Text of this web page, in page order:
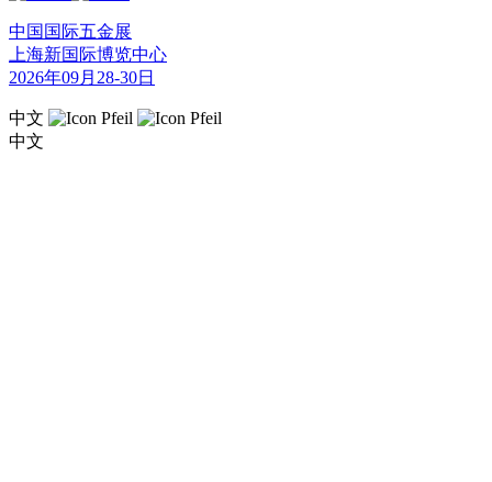
中国国际五金展
上海新国际博览中心
2026年09月28-30日
中文
中文